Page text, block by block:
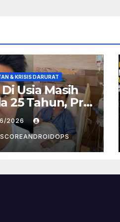
& KRISIS DARURAT
Usia Masih
25 Tahun, Pria
Divonis
Limfoma, Ini
2026